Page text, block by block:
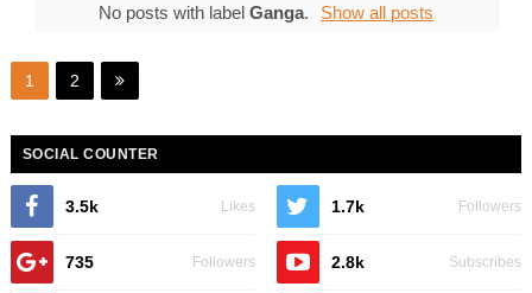
No posts with label Ganga. Show all posts
1 2
SOCIAL COUNTER
3.5k Likes 1.7k Followers
735 Followers 2.8k Subscribes